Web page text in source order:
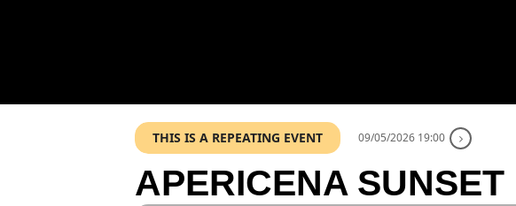
THIS IS A REPEATING EVENT 09/05/2026 19:00
APERICENA SUNSET